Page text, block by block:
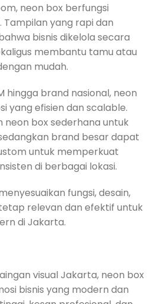
neon box berfungsi
yang rapi dan
bisnis dikelola secara
membantu tamu atau
mudah.
hingga brand nasional, neon
yang efisien dan scalable.
neon box sederhana untuk
brand besar dapat
untuk memperkuat
di berbagai lokasi.
fungsi, desain,
relevan dan efektif untuk
di Jakarta.
visual Jakarta, neon box
bisnis yang modern dan